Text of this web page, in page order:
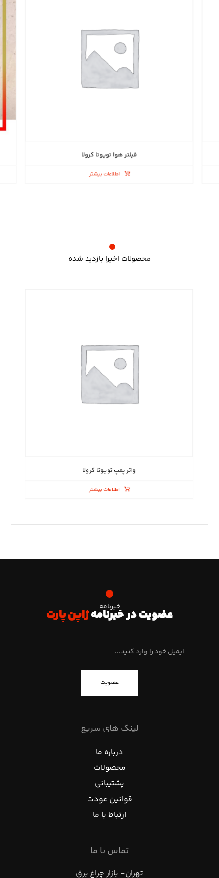
فیلتر هوا تویوتا کرولا
اطلاعات بیشتر
محصولات اخیرا بازدید شده
واتر پمپ تویوتا کرولا
اطلاعات بیشتر
خبرنامه
عضویت در خبرنامهژاپن پارت
عضویت
لینک های سریع
درباره ما
محصولات
پشتیبانی
قوانین عودت
ارتباط با ما
تماس با ما
تهران- بازار چراغ برق